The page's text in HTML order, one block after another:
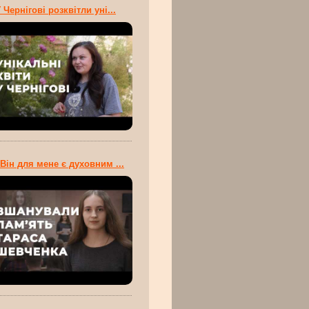
Чернігові розквітли уні...
для мене є духовним ...